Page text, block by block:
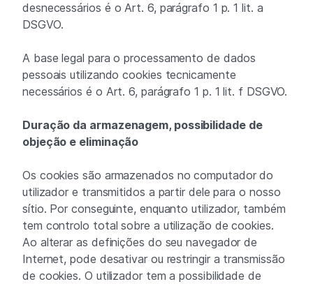
desnecessários é o Art. 6, parágrafo 1 p. 1 lit. a
DSGVO.
A base legal para o processamento de dados
pessoais utilizando cookies tecnicamente
necessários é o Art. 6, parágrafo 1 p. 1 lit. f DSGVO.
Duração da armazenagem, possibilidade de
objeção e eliminação
Os cookies são armazenados no computador do
utilizador e transmitidos a partir dele para o nosso
sítio. Por conseguinte, enquanto utilizador, também
tem controlo total sobre a utilização de cookies.
Ao alterar as definições do seu navegador de
Internet, pode desativar ou restringir a transmissão
de cookies. O utilizador tem a possibilidade de